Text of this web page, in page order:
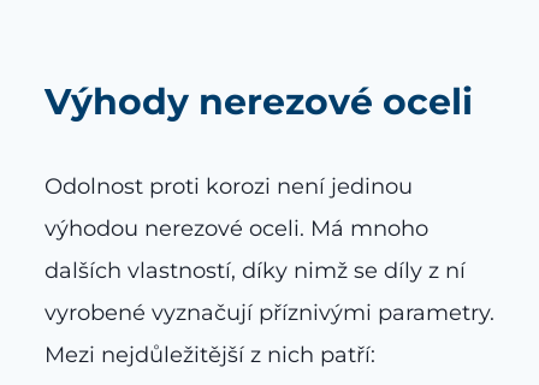
Výhody nerezové oceli
Odolnost proti korozi není jedinou
výhodou nerezové oceli. Má mnoho
dalších vlastností, díky nimž se díly z ní
vyrobené vyznačují příznivými parametry.
Mezi nejdůležitější z nich patří: